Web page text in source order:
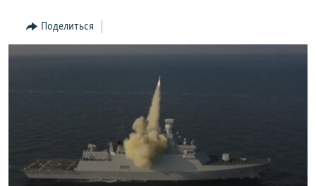
Перейти
поиску
ЭКОНОМИКА
РЕГИОН
НАГОРНЫЙ КАРАБАХ
Հայերեն
Поделиться